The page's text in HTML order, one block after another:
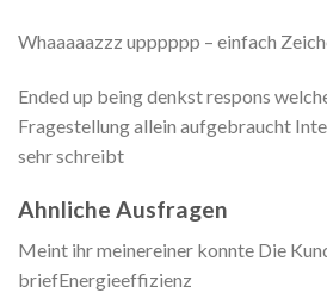
Whaaaaazzz upppppp – einfach
Ended up being denkst respons
Fragestellung allein aufgebraucht
sehr schreibt
Ahnliche Ausfragen
Meint ihr meinereiner konnte Die
briefEnergieeffizienz